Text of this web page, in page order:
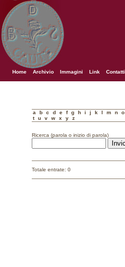
Home Archivio Immagini Link Contatti
a b c d e f g h i j k l m n o
t
u v w x y z
Ricerca (parola o inizio di parola)
Totale entrate: 0